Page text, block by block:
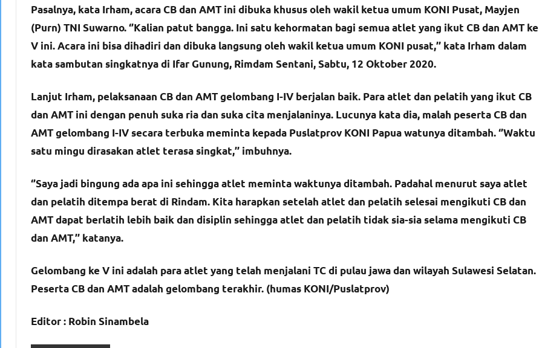
Pasalnya, kata Irham, acara CB dan AMT ini dibuka khusus oleh wakil ketua umum KONI Pusat, Mayjen
(Purn) TNI Suwarno. ‘’Kalian patut bangga. Ini satu kehormatan bagi semua atlet yang ikut CB dan AMT ke
V ini. Acara ini bisa dihadiri dan dibuka langsung oleh wakil ketua umum KONI pusat,’’ kata Irham dalam
kata sambutan singkatnya di Ifar Gunung, Rimdam Sentani, Sabtu, 12 Oktober 2020.
Lanjut Irham, pelaksanaan CB dan AMT gelombang I-IV berjalan baik. Para atlet dan pelatih yang ikut CB
dan AMT ini dengan penuh suka ria dan suka cita menjalaninya. Lucunya kata dia, malah peserta CB dan
AMT gelombang I-IV secara terbuka meminta kepada Puslatprov KONI Papua watunya ditambah. ‘’Waktu
satu mingu dirasakan atlet terasa singkat,’’ imbuhnya.
‘’Saya jadi bingung ada apa ini sehingga atlet meminta waktunya ditambah. Padahal menurut saya atlet
dan pelatih ditempa berat di Rindam. Kita harapkan setelah atlet dan pelatih selesai mengikuti CB dan
AMT dapat berlatih lebih baik dan disiplin sehingga atlet dan pelatih tidak sia-sia selama mengikuti CB
dan AMT,’’ katanya.
Gelombang ke V ini adalah para atlet yang telah menjalani TC di pulau jawa dan wilayah Sulawesi Selatan.
Peserta CB dan AMT adalah gelombang terakhir. (humas KONI/Puslatprov)
Editor : Robin Sinambela